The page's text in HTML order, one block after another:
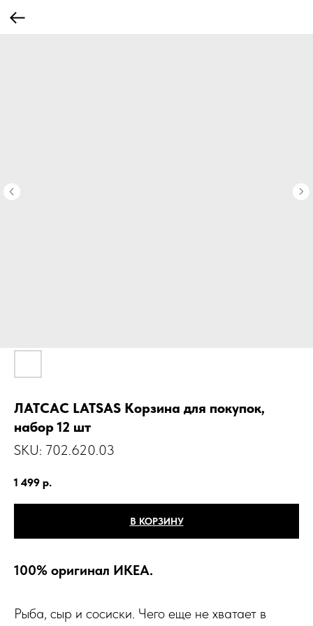
ЛАТСАС LATSAS Корзина для покупок,
набор 12 шт
SKU: 702.620.03
1 499 р.
В КОРЗИНУ
100% оригинал ИКЕА.
Рыба, сыр и сосиски. Чего еще не хватает в